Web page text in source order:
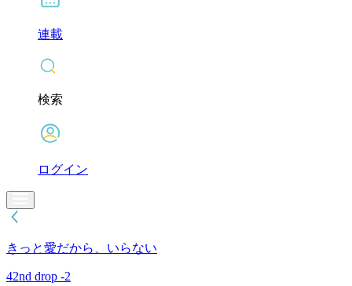
連載
検索
ログイン
きっと愛だから、いらない
42nd drop -2